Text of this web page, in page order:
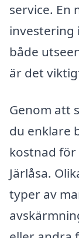
service. En
investering
både
är det
Genom att
du enklare
kostnad för
Järlåsa.
typer av